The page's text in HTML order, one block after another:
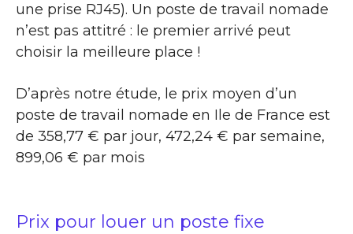
une prise RJ45). Un poste de travail nomade
n’est pas attitré : le premier arrivé peut
choisir la meilleure place !
D’après notre étude, le prix moyen d’un
poste de travail nomade en Ile de France est
de 358,77 € par jour, 472,24 € par semaine,
899,06 € par mois
Prix pour louer un poste fixe